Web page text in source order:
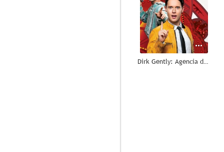
Dirk Gently: Agencia de Investigaciones Holísticas